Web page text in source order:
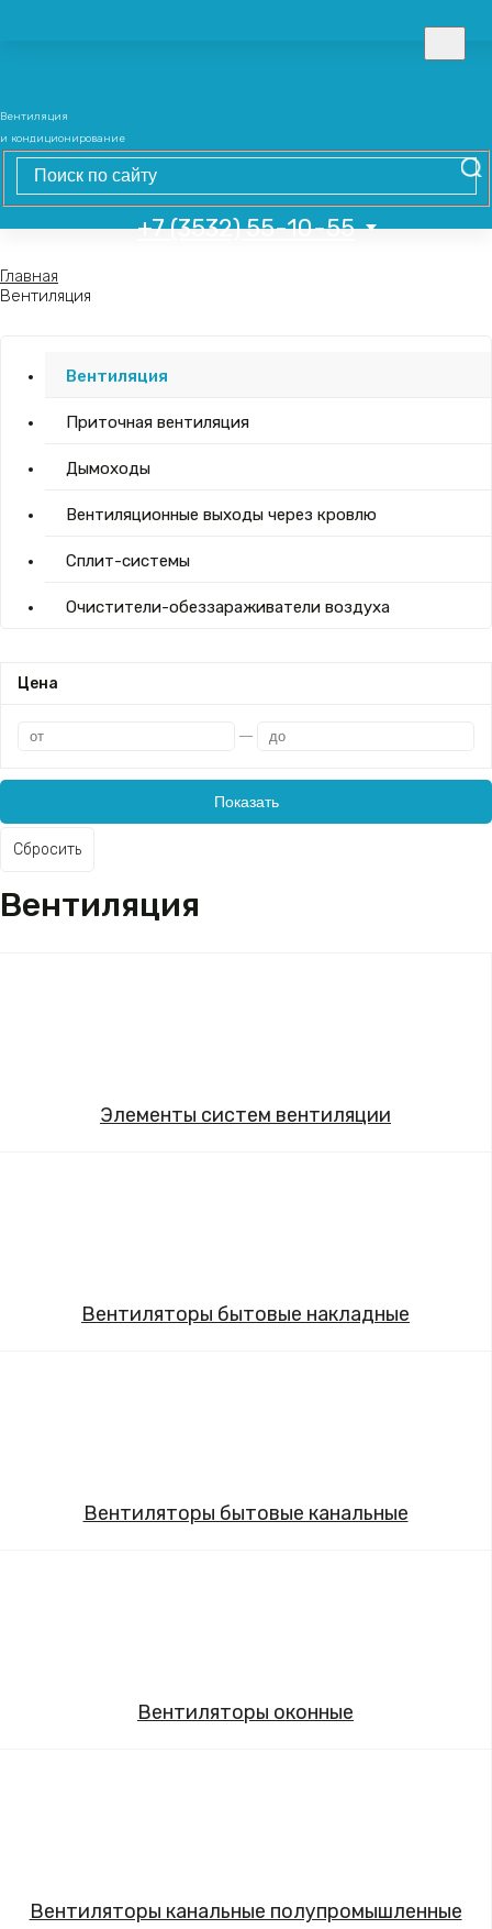
Вентиляция
и кондиционирование
+7 (3532) 55-10-55
Главная
Вентиляция
Вентиляция
Приточная вентиляция
Дымоходы
Вентиляционные выходы через кровлю
Сплит-системы
Очистители-обеззараживатели воздуха
Цена
Сбросить
Вентиляция
Элементы систем вентиляции
Вентиляторы бытовые накладные
Вентиляторы бытовые канальные
Вентиляторы оконные
Вентиляторы канальные полупромышленные